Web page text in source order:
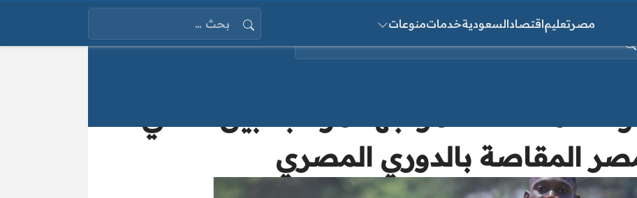
مصرتعليماقتصادالسعوديةخدماتمنوعات
البحث عن:
المقاصة بالدوري المصري